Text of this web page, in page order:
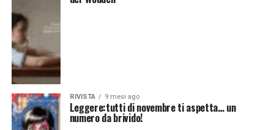
RIVISTA 9 mesi ago
Leggere:tutti di novembre ti aspetta… un
numero da brivido!